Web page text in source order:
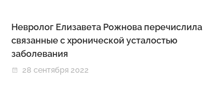
Невролог Елизавета Рожнова перечислила
связанные с хронической усталостью
заболевания
28 сентября 2022